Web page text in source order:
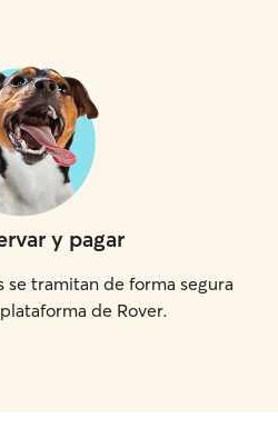
y pagar
se tramitan de forma segura
de Rover.